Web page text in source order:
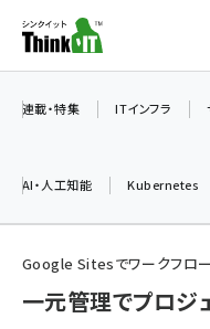
ン
ツ
加藤銘のチーム
連載・特集 ITインフラ
AI・人工知能 Kubernetes
Google Sitesでワークフロー
一元管理でプロジ